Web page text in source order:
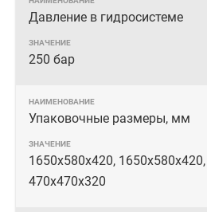
Давление в гидросистеме
250 бар
Упаковочные размеры, мм
1650x580x420,
470х470х320